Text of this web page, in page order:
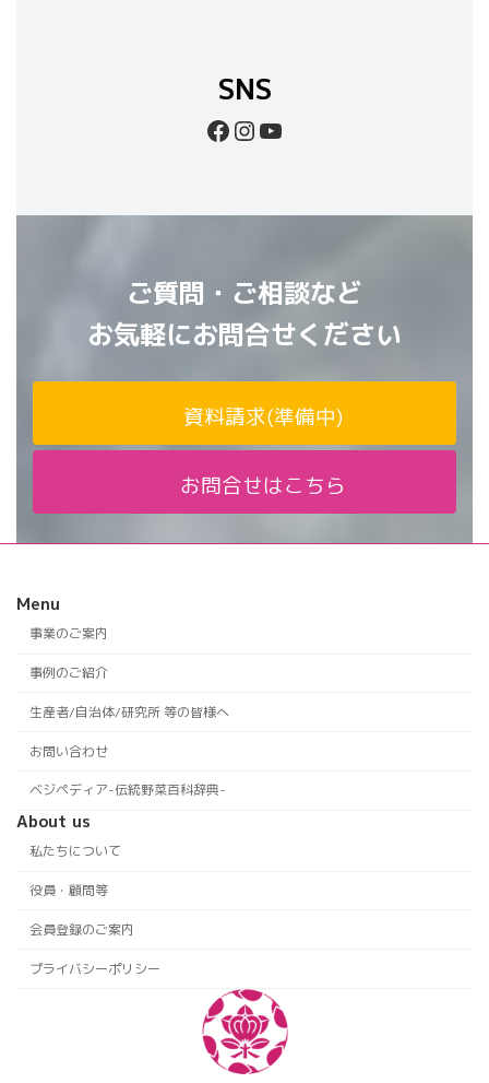
SNS
Facebook
Instagram
YouTube
ご質問・ご相談など
お気軽にお問合せください
資料請求(準備中)
お問合せはこちら
Menu
事業のご案内
事例のご紹介
生産者/自治体/研究所 等の皆様へ
お問い合わせ
ベジペディア-伝統野菜百科辞典-
About us
私たちについて
役員・顧問等
会員登録のご案内
プライバシーポリシー